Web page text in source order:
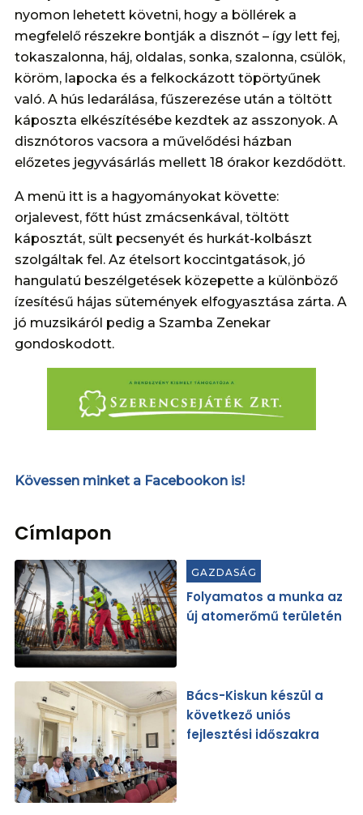
nyomon lehetett követni, hogy a böllérek a
megfelelő részekre bontják a disznót – így lett fej,
tokaszalonna, háj, oldalas, sonka, szalonna, csülök,
köröm, lapocka és a felkockázott töpörtyűnek
való. A hús ledarálása, fűszerezése után a töltött
káposzta elkészítésébe kezdtek az asszonyok. A
disznótoros vacsora a művelődési házban
előzetes jegyvásárlás mellett 18 órakor kezdődött.
A menü itt is a hagyományokat követte:
orjalevest, főtt húst zmácsenkával, töltött
káposztát, sült pecsenyét és hurkát-kolbászt
szolgáltak fel. Az ételsort koccintgatások, jó
hangulatú beszélgetések közepette a különböző
ízesítésű hájas sütemények elfogyasztása zárta. A
jó muzsikáról pedig a Szamba Zenekar
gondoskodott.
Kövessen minket a Facebookon is!
Címlapon
GAZDASÁG
Folyamatos a munka az
új atomerőmű területén
Bács-Kiskun készül a
következő uniós
fejlesztési időszakra